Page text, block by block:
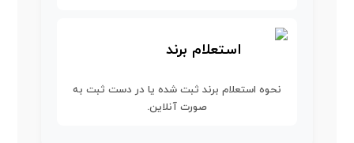
استعلام برند
نحوه استعلام برند ثبت شده یا در دست ثبت به
صورت آنلاین.